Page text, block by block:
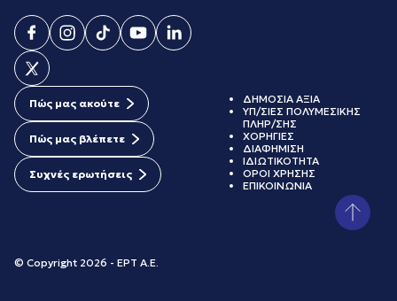
Πώς μας ακούτε
Πώς μας βλέπετε
Συχνές ερωτήσεις
© Copyright 2026 - ΕΡΤ Α.Ε.
ΔΗΜΟΣΙΑ ΑΞΙΑ
ΥΠ/ΣΙΕΣ ΠΟΛΥΜΕΣΙΚΗΣ
ΠΛΗΡ/ΣΗΣ
ΧΟΡΗΓΙΕΣ
ΔΙΑΦΗΜΙΣΗ
ΙΔΙΩΤΙΚΟΤΗΤΑ
ΟΡΟΙ ΧΡΗΣΗΣ
ΕΠΙΚΟΙΝΩΝΙΑ